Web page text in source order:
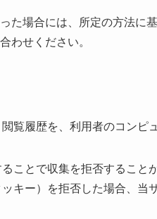
た場合には、所定の方法に
わせください。
覧履歴を、利用者のコンピ
ことで収集を拒否すること
キー）を拒否した場合、当